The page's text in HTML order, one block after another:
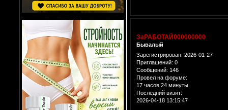
ЗаРАБОТАЙ000000000
Бывалый
Зарегистрирован: 2026-01-27
Приглашений: 0
Сообщений: 146
Провел на форуме:
17 часов 24 минуты
Последний визит:
2026-04-18 13:15:47